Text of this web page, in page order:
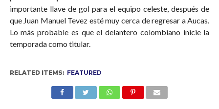
para la temporada 2022. El ‘Parce’ asoma como una
importante llave de gol para el equipo celeste, después de
que Juan Manuel Tevez esté muy cerca de regresar a Aucas.
Lo más probable es que el delantero colombiano inicie la